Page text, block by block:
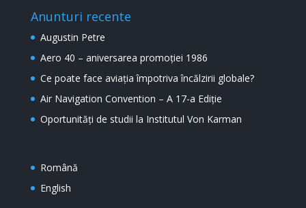
Anunturi recente
Augustin Petre
Aero 40 – aniversarea promoției 1986
Ce poate face aviația împotriva încălzirii globale?
Air Navigation Convention – A 17-a Ediție
Oportunități de studii la Institutul Von Karman
Română
English